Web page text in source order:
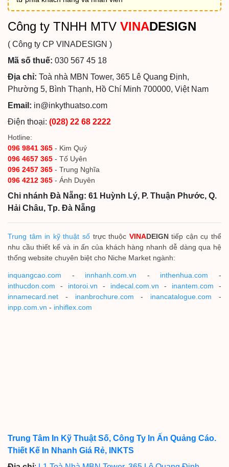
Công ty TNHH MTV VINADESIGN
( Công ty CP VINADESIGN )
Mã số thuế: 030 567 45 18
Địa chỉ: Toà nhà MBN Tower, 365 Lê Quang Định,
Phường 5, Bình Thạnh, Hồ Chí Minh 700000, Việt Nam
Email: in@inkythuatso.com
Điện thoại: (028) 22 68 2222
Hotline:
096 9841 365 - Kim Quý
096 4657 365 - Tố Uyên
096 2457 365 - Trung Nghĩa
096 4212 365 - Ánh Duyên
Chi nhánh Đà Nẵng: 61 Huỳnh Lý, P. Thuận Phước, Q.
Hải Châu, Tp. Đà Nẵng
Trung tâm in kỹ thuật sốtrực thuộc VINADEIGNtiếp cận cụ thể
nhu cầu thiết kế và in ấn của khách hàng nhanh dễ dàng qua hệ
thống website chuyên biệt cho Niche Market ngành:
inquangcao.com - innhanh.com.vn - inthenhua.com -
inthucdon.com - intoroi.vn - indecal.com.vn - inantem.com -
innamecard.net - inanbrochure.com - inancatalogue.com -
inpp.com.vn - inhiflex.com
Trung Tâm In Kỹ Thuật Số, Công Ty In Ấn Quảng Cáo.
Thiết Kế In Nhanh Giá Rẻ, INKTS